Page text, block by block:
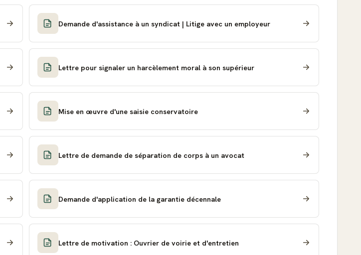
Demande d'assistance à un syndicat | Litige avec un employeur
Lettre pour signaler un harcèlement moral à son supérieur
Mise en œuvre d'une saisie conservatoire
Lettre de demande de séparation de corps à un avocat
Demande d'application de la garantie décennale
Lettre de motivation : Ouvrier de voirie et d'entretien